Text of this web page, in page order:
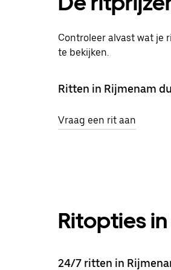
Controleer alvast wat je
te bekijken.
Ritten in Rijmenam
Vraag een rit aan
Ritopties
24/7 ritten in